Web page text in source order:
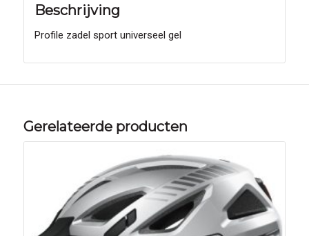
Beschrijving
Profile zadel sport universeel gel
Gerelateerde producten